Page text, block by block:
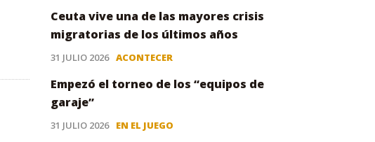
Ceuta vive una de las mayores crisis
migratorias de los últimos años
31 JULIO 2026 ACONTECER
Empezó el torneo de los “equipos de
garaje”
31 JULIO 2026 EN EL JUEGO